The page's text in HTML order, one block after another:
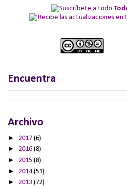
Encuentra
Archivo
► 2017 (6)
► 2016 (8)
► 2015 (8)
► 2014(51)
► 2013 (72)